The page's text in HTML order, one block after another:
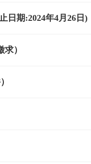
日期:2024年4月26日)
求）